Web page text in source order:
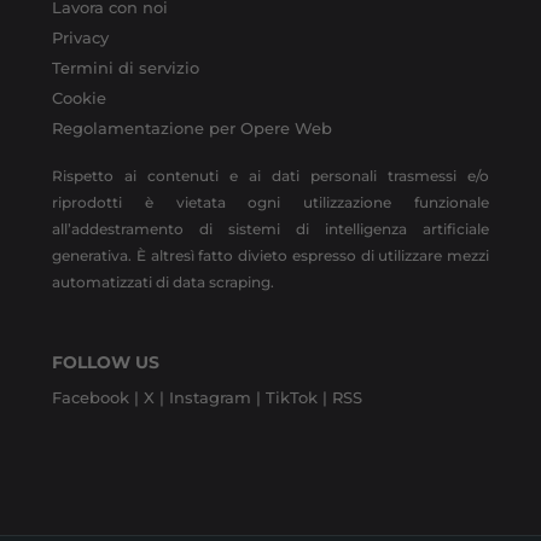
Lavora con noi
Privacy
Termini di servizio
Cookie
Regolamentazione per Opere Web
Rispetto ai contenuti e ai dati personali trasmessi e/o
riprodotti è vietata ogni utilizzazione funzionale
all’addestramento di sistemi di intelligenza artificiale
generativa. È altresì fatto divieto espresso di utilizzare mezzi
automatizzati di data scraping.
FOLLOW US
Facebook | X | Instagram | TikTok | RSS